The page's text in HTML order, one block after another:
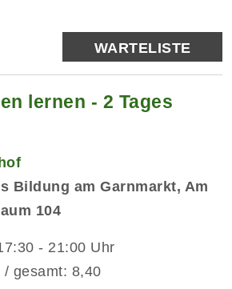
WARTELISTE
lernen - 2 Tages
Bildung am Garnmarkt, Am
104
- 21:00 Uhr
/ gesamt: 8,40